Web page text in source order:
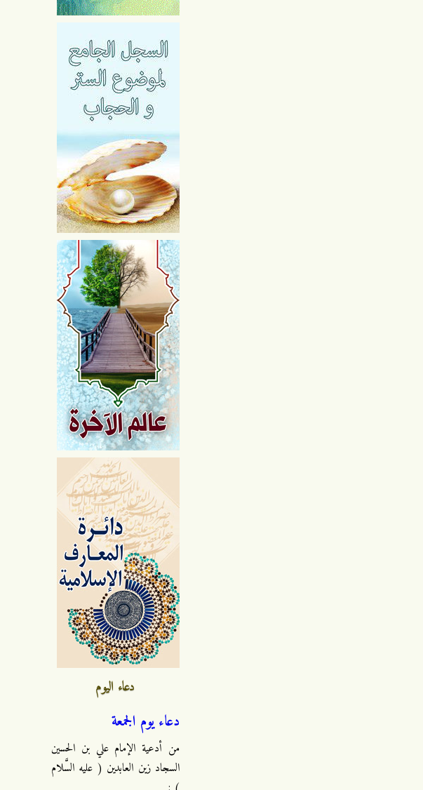
دعاء اليوم
دعاء يوم الجمعة
من أدعية الإمام علي بن الحسين
السجاد زين العابدين ( عليه السَّلام